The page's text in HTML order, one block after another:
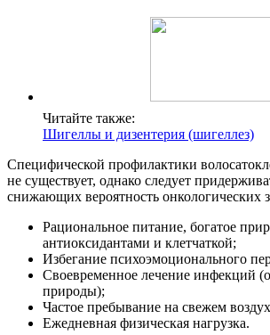
Читайте также:
Шигеллы и дизентерия (шигеллез)
Специфической профилактики
не существует, однако следует
снижающих вероятность онкологических
Рациональное питание, богатое
антиоксидантами и клетчаткой;
Избегание психоэмоционального
Своевременное лечение инфекций
природы);
Частое пребывание на свежем
Ежедневная физическая нагрузка.